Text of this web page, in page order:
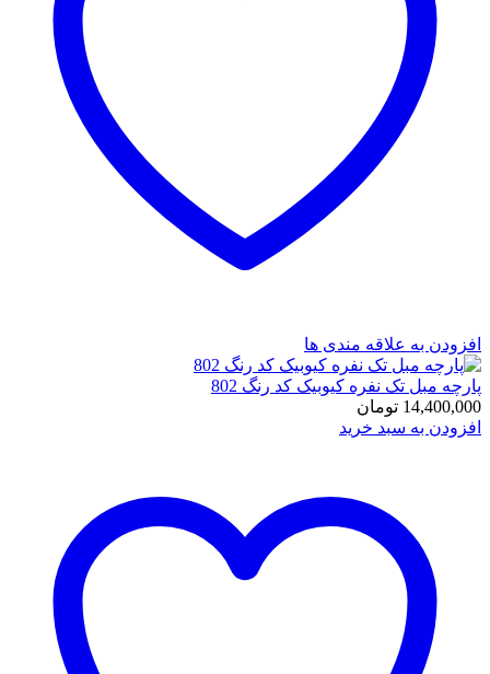
افزودن به علاقه مندی ها
پارچه مبل تک نفره کیوبیک کد رنگ 802
14,400,000 تومان
افزودن به سبد خرید